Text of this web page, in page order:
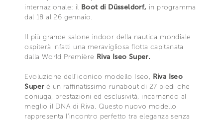
internazionale: il Boot di Düsseldorf, in programma
dal 18 al 26 gennaio.
Il più grande salone indoor della nautica mondiale
ospiterà infatti una meravigliosa flotta capitanata
dalla World Première Riva Iseo Super.
Evoluzione dell’iconico modello Iseo, Riva Iseo
Super è un raffinatissimo runabout di 27 piedi che
coniuga, prestazioni ed esclusività, incarnando al
meglio il DNA di Riva. Questo nuovo modello
rappresenta l'incontro perfetto tra eleganza senza